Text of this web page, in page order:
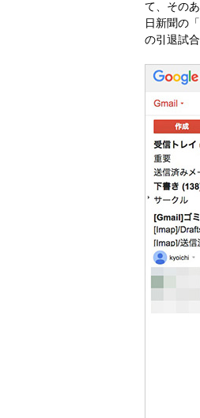
て、その
日新聞の
の引退試